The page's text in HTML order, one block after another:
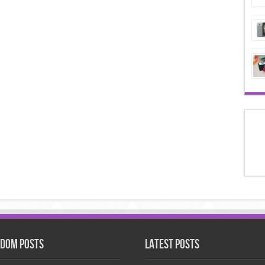
Posts Latest Posts